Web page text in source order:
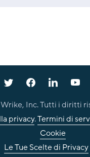
Inc. Tutti i diritti
privacy.Termini di
Cookie
Le Tue Scelte di Privacy